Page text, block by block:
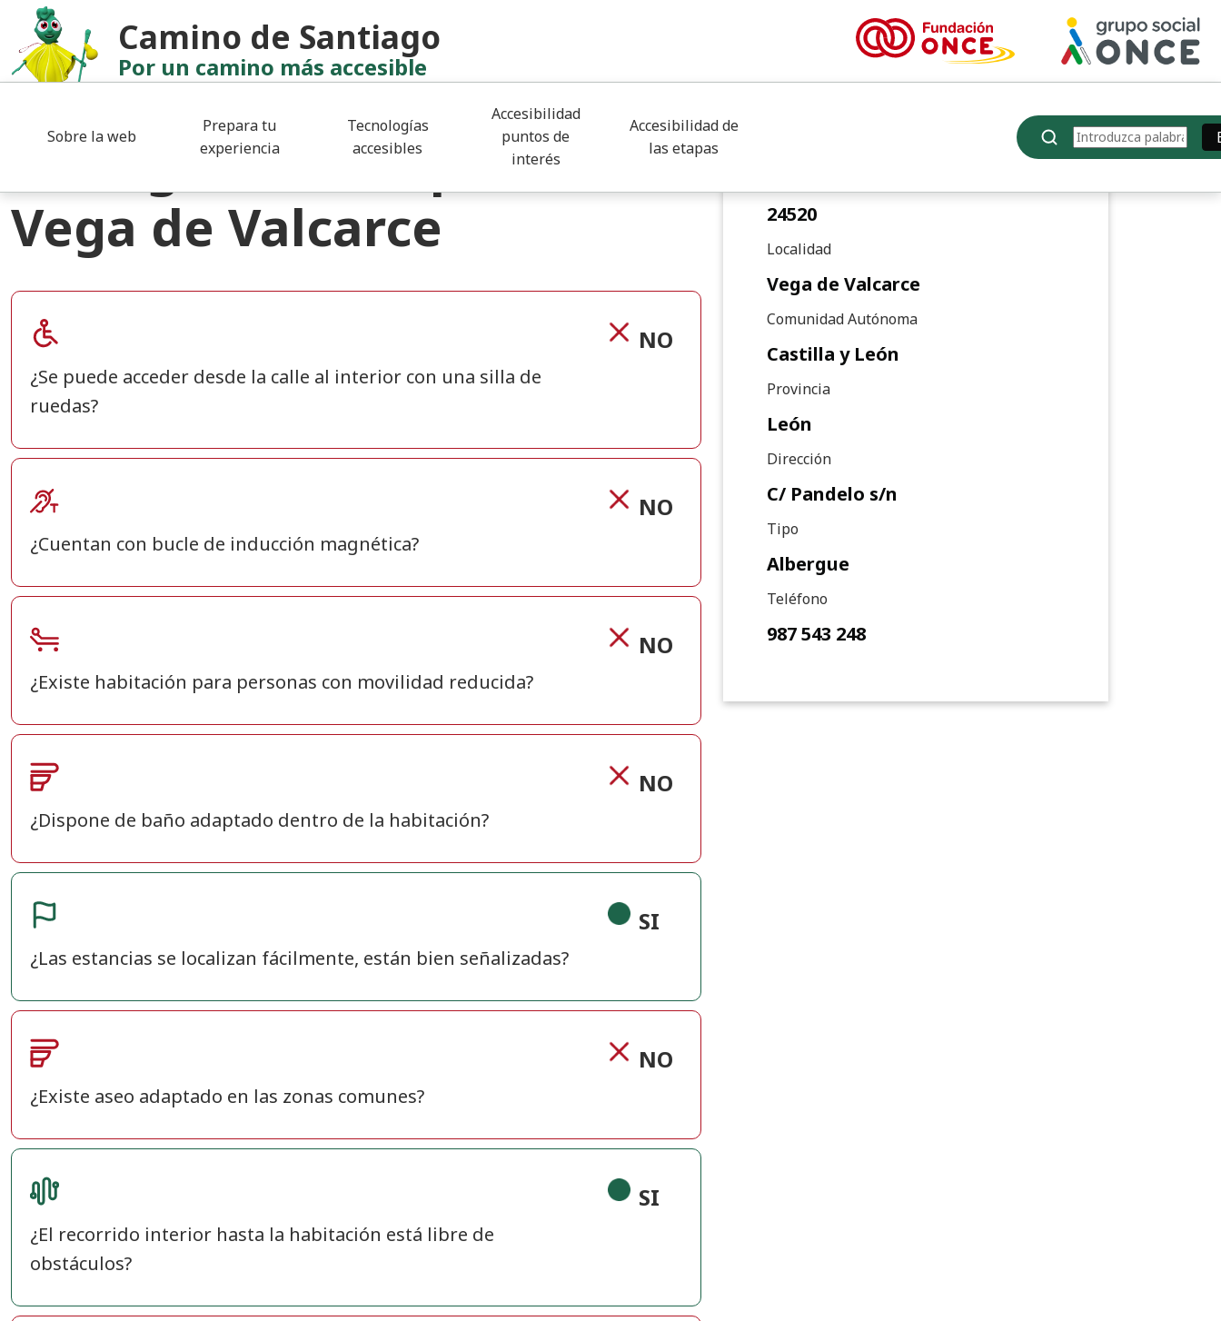
Pasar al contenido principal
Camino de Santiago
Por un camino más accesible
Sobre la web
Prepara tu
experiencia
Tecnologías
accesibles
Accesibilidad
puntos de
interés
Accesibilidad de
las etapas
Buscar
Albergue
Albergue Municipal de
Vega de Valcarce
¿Se puede acceder desde la calle al interior con una silla de
ruedas?
NO
¿Cuentan con bucle de inducción magnética?
NO
¿Existe habitación para personas con movilidad reducida?
NO
¿Dispone de baño adaptado dentro de la habitación?
NO
¿Las estancias se localizan fácilmente, están bien señalizadas?
SI
¿Existe aseo adaptado en las zonas comunes?
NO
¿El recorrido interior hasta la habitación está libre de
obstáculos?
SI
Detalle de punto de interés:
alberguemunicipalvegadevalcarce@gmail.com
24520
Localidad
Vega de Valcarce
Comunidad Autónoma
Castilla y León
Provincia
León
Dirección
C/ Pandelo s/n
Tipo
Albergue
Teléfono
987 543 248